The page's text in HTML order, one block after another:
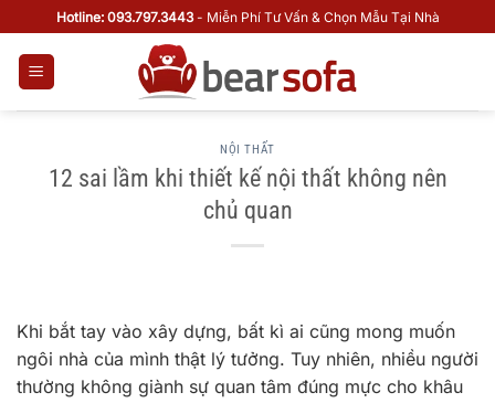
qua
dung
Hotline: 093.797.3443- Miễn Phí Tư Vấn & Chọn Mẫu Tại Nhà
NỘI THẤT
12 sai lầm khi thiết kế nội thất không nên
chủ quan
Khi bắt tay vào xây dựng, bất kì ai cũng mong muốn
ngôi nhà của mình thật lý tưởng. Tuy nhiên, nhiều người
thường không giành sự quan tâm đúng mực cho khâu